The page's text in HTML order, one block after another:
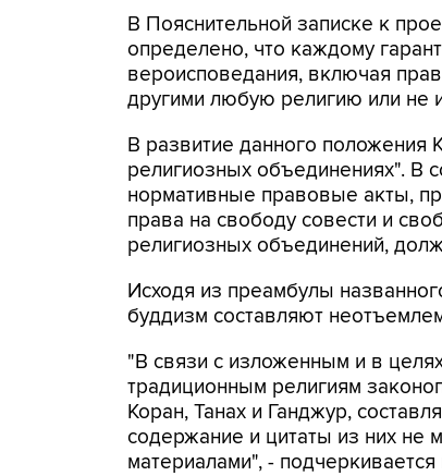
В Пояснительной записке к
определено, что каждому
вероисповедания, включая
другими любую религию или не
В развитие данного положения
религиозных объединениях". В
нормативные правовые акты,
права на свободу совести и
религиозных объединений,
Исходя из преамбулы
буддизм составляют
"В связи с изложенным и в
традиционным религиям
Коран, Танах и Ганджур,
содержание и цитаты из них не
материалами", -